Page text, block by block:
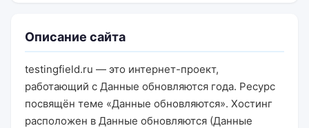
Описание сайта
testingfield.ru — это интернет-проект,
работающий с Данные обновляются года. Ресурс
посвящён теме «Данные обновляются». Хостинг
расположен в Данные обновляются (Данные